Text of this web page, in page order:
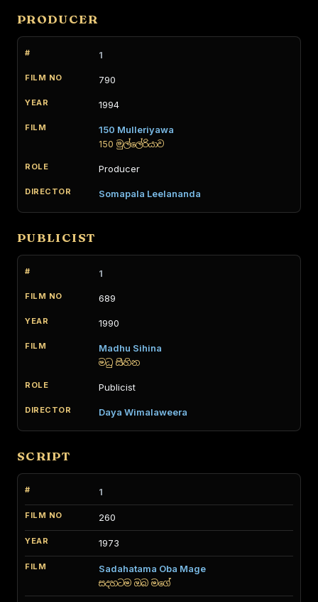
PRODUCER
1
790
1994
150 Mulleriyawa
150 මුල්ලේරියාව
Producer
Somapala Leelananda
PUBLICIST
1
689
1990
Madhu Sihina
මධු සිහින
Publicist
Daya Wimalaweera
SCRIPT
1
260
1973
Sadahatama Oba Mage
සදහටම ඔබ මගේ